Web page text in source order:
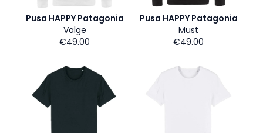
Pusa HAPPY Patagonia
Valge
€49.00
Pusa HAPPY Patagonia
Must
€49.00